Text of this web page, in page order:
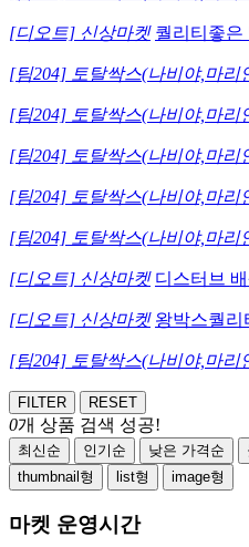
[디오트] 신상마켓 퀄리티좋은
[팀204] 토탈싹스(나비야,마리
[팀204] 토탈싹스(나비야,마리
[팀204] 토탈싹스(나비야,마리
[팀204] 토탈싹스(나비야,마리
[팀204] 토탈싹스(나비야,마리
[디오트] 신상마켓 디스터브
[디오트] 신상마켓 왕박스퀄리
[팀204] 토탈싹스(나비야,마리
FILTER RESET
0개 상품 검색 성공!
최신순 인기순 낮은 가격순
thumbnail형
list형 image형
마켓 운영시간